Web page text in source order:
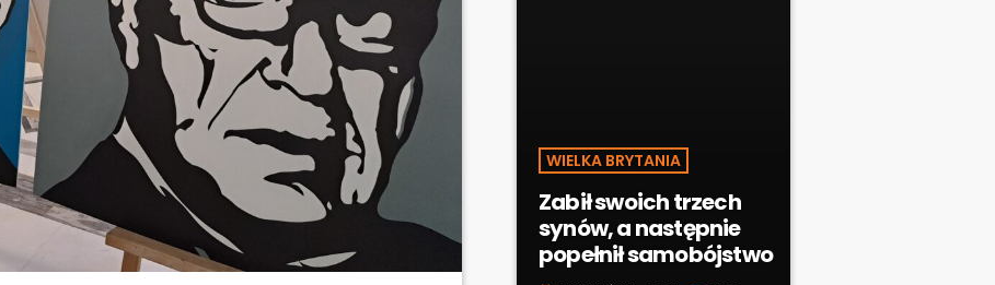
WIELKA BRYTANIA
Zabił swoich trzech
synów, a następnie
popełnił samobójstwo